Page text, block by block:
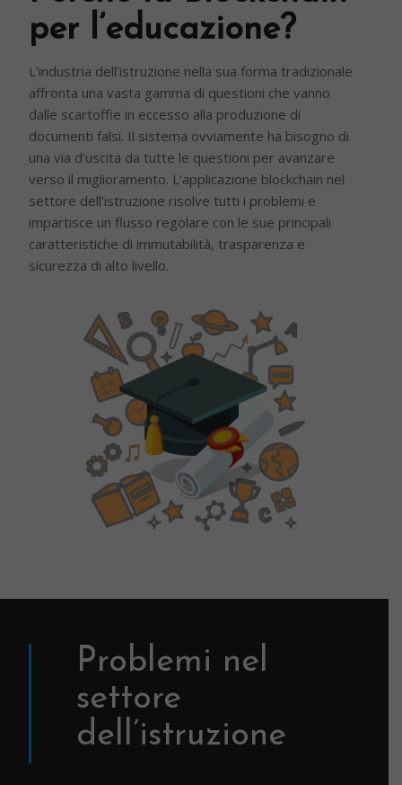
per l’educazione?
L’industria dell’istruzione nella sua forma tradizionale
affronta una vasta gamma di questioni che vanno
dalle scartoffie in eccesso alla produzione di
documenti falsi. Il sistema ovviamente ha bisogno di
una via d’uscita da tutte le questioni per avanzare
verso il miglioramento. L’applicazione blockchain nel
settore dell’istruzione risolve tutti i problemi e
impartisce un flusso regolare con le sue principali
caratteristiche di immutabilità, trasparenza e
sicurezza di alto livello.
Problemi nel
settore
dell’istruzione